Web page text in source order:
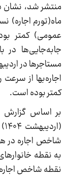
منتشر شد، نشان
ماه(تورم اجاره)
عمومی) کمتر
جابه‌جایی‌ها در
مستاجرها در
اجاره‌بها از
کمتر بوده است.
بر اساس گزارش
شاخص اجاره در
نقطه شاخص اجاره ۳۶.۹ درصد بوده است.